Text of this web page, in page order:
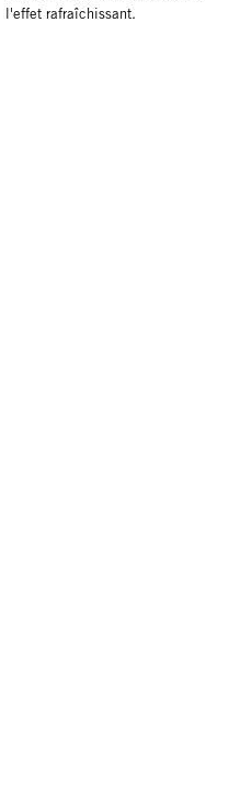
l'effet rafraîchissant.